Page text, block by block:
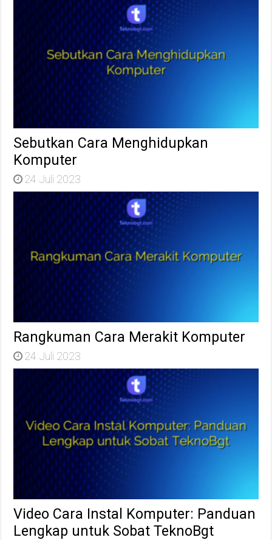
Sebutkan Cara Menghidupkan
Komputer
24 Juli 2023
Rangkuman Cara Merakit Komputer
24 Juli 2023
Video Cara Instal Komputer: Panduan
Lengkap untuk Sobat TeknoBgt